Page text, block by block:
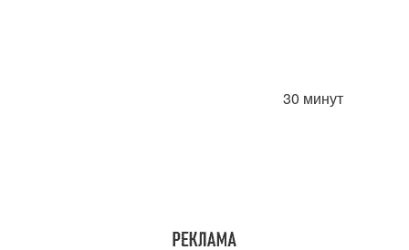
30 минут